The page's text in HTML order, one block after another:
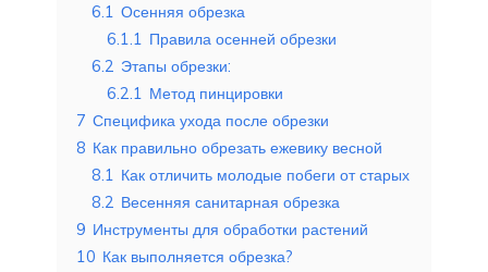
6.1 Осенняя обрезка
6.1.1 Правила осенней обрезки
6.2 Этапы обрезки:
6.2.1 Метод пинцировки
7 Специфика ухода после обрезки
8 Как правильно обрезать ежевику весной
8.1 Как отличить молодые побеги от старых
8.2 Весенняя санитарная обрезка
9 Инструменты для обработки растений
10 Как выполняется обрезка?